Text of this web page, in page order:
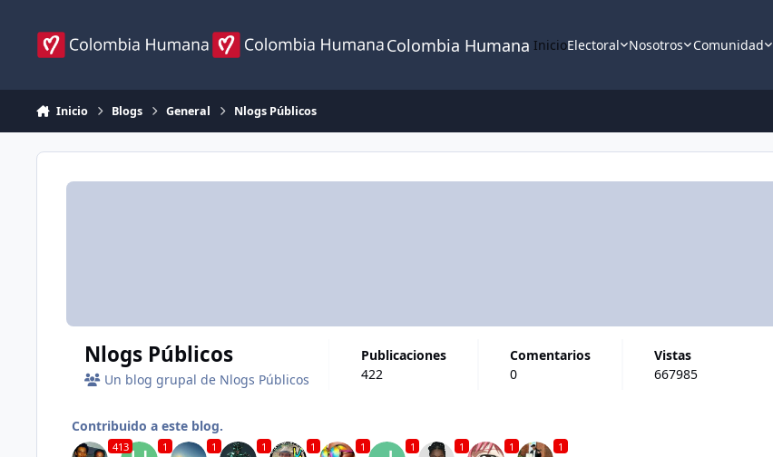
Colombia Humana InicioElectoral Nosotros Comunidad
Inicio Blogs General Nlogs Públicos
Nlogs Públicos
Un blog grupal de Nlogs Públicos
publicaciones
422
comentarios
0
vistas
667985
Contribuido a este blog.
413 1 1 1 1 1 1 1 1 1